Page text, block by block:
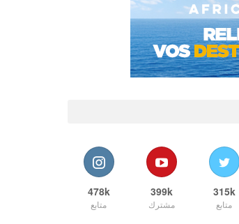
315k
متابع
399k
مشترك
478k
متابع